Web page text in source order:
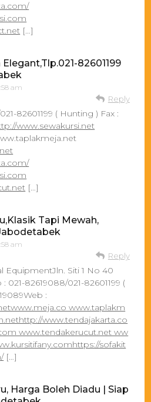
[…]
82601199
am
Reply
82601199 ( Hunting ) Fax :
www.sewakursi.net
[…]
Tapi Mewah,
am
Reply
EquipmentJln. Siti 1 No 40
021-82619088/021-82601199 (
:
www.taplakm
www.tendajakarta.co
www.tendakerucut.net ww
sofakit
[…]
Harga Boleh Diadu | Siap